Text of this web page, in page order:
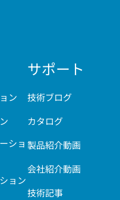
ン
ショ
ョン
サポート
技術ブログ
カタログ
製品紹介動画
会社紹介動画
技術記事